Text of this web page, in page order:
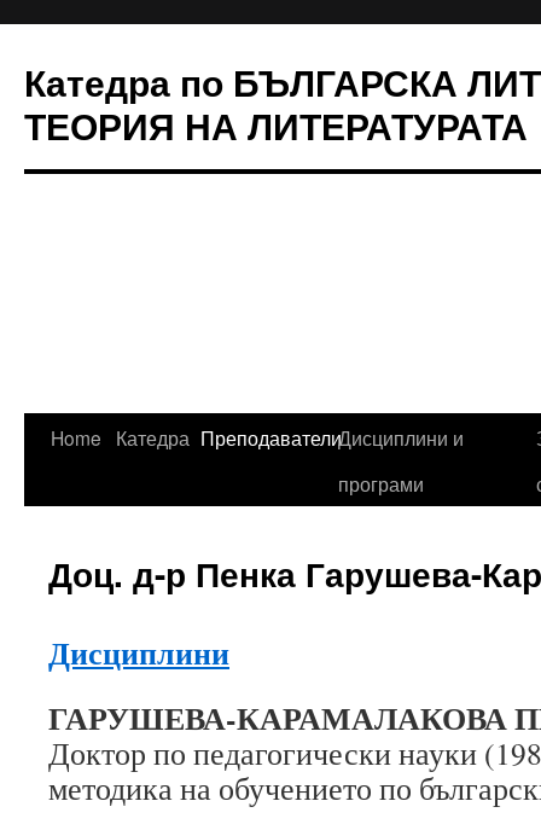
Катедра по БЪЛГАРСКА
ТЕОРИЯ НА ЛИТЕРАТУРАТА
Skip
Home Катедра ПреподавателиДисциплини и
програми
Доц. д-р Пенка Гарушева-
Дисциплини
ГАРУШЕВА-КАРАМАЛАКОВА
Доктор по педагогически науки
методика на обучението по